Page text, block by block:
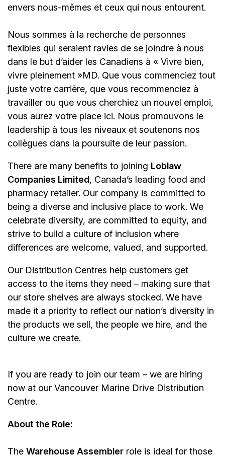
envers nous-mêmes et ceux qui nous entourent.
Nous sommes à la recherche de personnes
flexibles qui seraient ravies de se joindre à nous
dans le but d’aider les Canadiens à « Vivre bien,
vivre pleinement »MD. Que vous commenciez tout
juste votre carrière, que vous recommenciez à
travailler ou que vous cherchiez un nouvel emploi,
vous aurez votre place ici. Nous promouvons le
leadership à tous les niveaux et soutenons nos
collègues dans la poursuite de leur passion.
There are many benefits to joining Loblaw
Companies Limited, Canada’s leading food and
pharmacy retailer. Our company is committed to
being a diverse and inclusive place to work. We
celebrate diversity, are committed to equity, and
strive to build a culture of inclusion where
differences are welcome, valued, and supported.
Our Distribution Centres help customers get
access to the items they need – making sure that
our store shelves are always stocked. We have
made it a priority to reflect our nation’s diversity in
the products we sell, the people we hire, and the
culture we create.
If you are ready to join our team – we are hiring
now at our Vancouver Marine Drive Distribution
Centre.
About the Role:
The Warehouse Assembler role is ideal for those